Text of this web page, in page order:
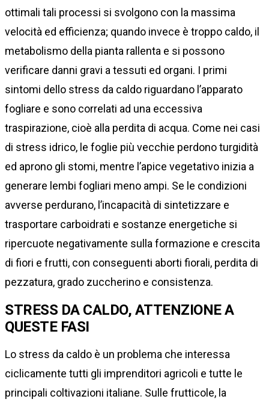
ottimali tali processi si svolgono con la massima
velocità ed efficienza; quando invece è troppo caldo, il
metabolismo della pianta rallenta e si possono
verificare danni gravi a tessuti ed organi. I primi
sintomi dello stress da caldo riguardano l’apparato
fogliare e sono correlati ad una eccessiva
traspirazione, cioè alla perdita di acqua. Come nei casi
di stress idrico, le foglie più vecchie perdono turgidità
ed aprono gli stomi, mentre l’apice vegetativo inizia a
generare lembi fogliari meno ampi. Se le condizioni
avverse perdurano, l’incapacità di sintetizzare e
trasportare carboidrati e sostanze energetiche si
ripercuote negativamente sulla formazione e crescita
di fiori e frutti, con conseguenti aborti fiorali, perdita di
pezzatura, grado zuccherino e consistenza.
STRESS DA CALDO, ATTENZIONE A
QUESTE FASI
Lo stress da caldo è un problema che interessa
ciclicamente tutti gli imprenditori agricoli e tutte le
principali coltivazioni italiane. Sulle frutticole, la